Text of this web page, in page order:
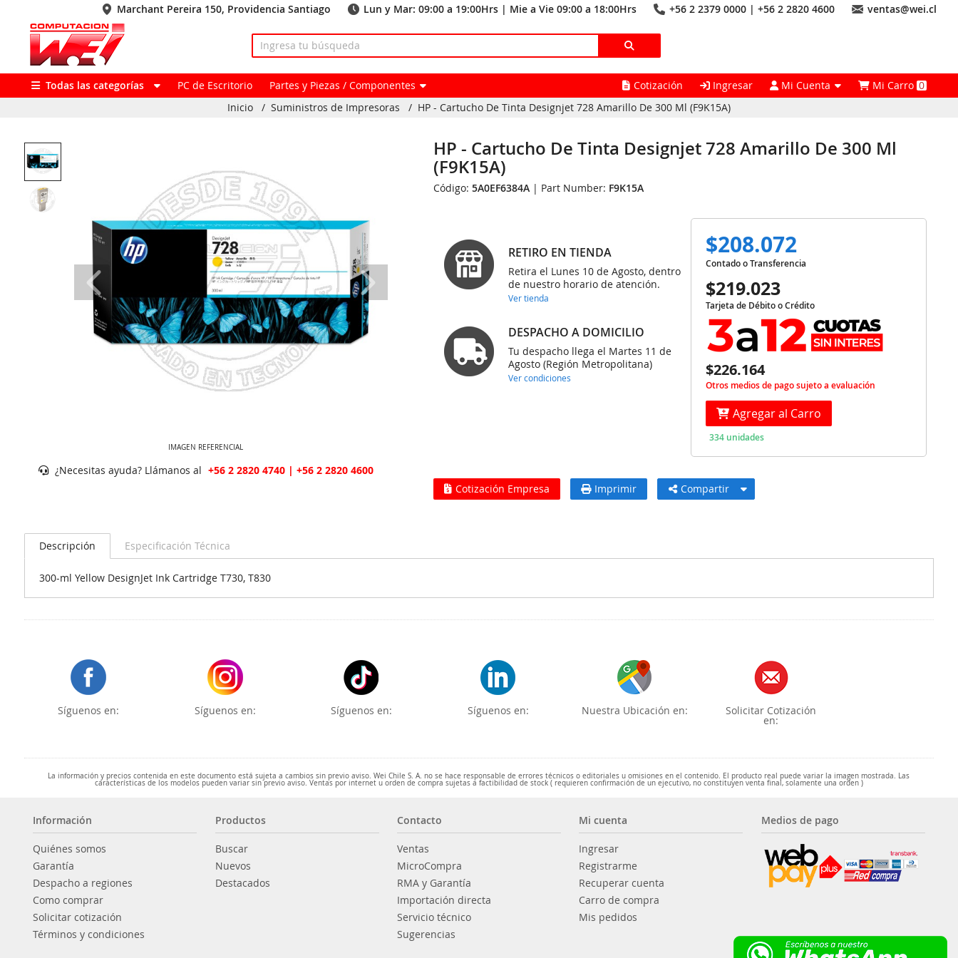
Marchant Pereira 150, Providencia Santiago Lun y Mar: 09:00 a 19:00Hrs | Mie a Vie 09:00 a 18:00Hrs +56 2 2379 0000 | +56 2 2820 4600 ventas@wei.cl
Todas las categorías PC de Escritorio Partes y Piezas / Componentes Cotización Ingresar Mi Cuenta Mi Carro0
Inicio
/ Suministros de Impresoras / HP - Cartucho De Tinta Designjet 728 Amarillo De 300 Ml (F9K15A)
IMAGEN REFERENCIAL
¿Necesitas ayuda? Llámanos al +56 2 2820 4740 | +56 2 2820 4600
HP - Cartucho De Tinta Designjet 728 Amarillo De 300 Ml
(F9K15A)
Código:5A0EF6384A | Part Number: F9K15A
RETIRO EN TIENDA
Retira el Lunes 10 de Agosto, dentro
de nuestro horario de atención.
Ver tienda
DESPACHO A DOMICILIO
Tu despacho llega el Martes 11 de
Agosto (Región Metropolitana)
Ver condiciones
$208.072
Contado o Transferencia
$219.023
Tarjeta de Débito o Crédito
$226.164
Otros medios de pago sujeto a evaluación
Agregar al Carro
334 unidades
Cotización Empresa Imprimir Compartir
Descripción Especificación Técnica
300-ml Yellow DesignJet Ink Cartridge T730, T830
Síguenos en: Síguenos en: Síguenos en: Síguenos en: Nuestra Ubicación en: Solicitar Cotización
en:
La información y precios contenida en este documento está sujeta a cambios sin previo aviso. Wei Chile S. A. no se hace responsable de errores técnicos o editoriales u omisiones en el contenido. El producto real puede variar la imagen mostrada. Las
características de los modelos pueden variar sin previo aviso. Ventas por internet u orden de compra sujetas a factibilidad de stock ( requieren confirmación de un ejecutivo, no constituyen venta final, solamente una orden )
Información
Quiénes somos
Garantía
Despacho a regiones
Como comprar
Solicitar cotización
Términos y condiciones
Productos
Buscar
Nuevos
Destacados
Contacto
Ventas
MicroCompra
RMA y Garantía
Importación directa
Servicio técnico
Sugerencias
Mi cuenta
Ingresar
Registrarme
Recuperar cuenta
Carro de compra
Mis pedidos
Medios de pago